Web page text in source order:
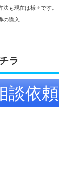
法も現在は様々です。
の購入
ラ
談依頼